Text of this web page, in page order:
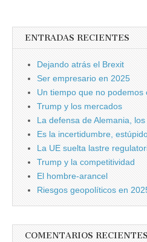
ENTRADAS RECIENTES
Dejando atrás el Brexit
Ser empresario en 2025
Un tiempo que no podemos
Trump y los mercados
La defensa de Alemania,
Es la incertidumbre,
La UE suelta lastre
Trump y la competitividad
El hombre-arancel
Riesgos geopolíticos en
COMENTARIOS RECIENTES